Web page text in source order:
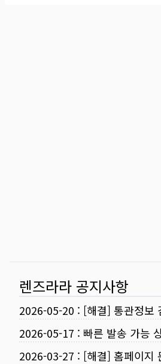
렌즈라라 공지사항
2026-05-20 : [해결] 통관정보
2026-05-17 : 빠른 발송 가능
2026-03-27 : [해결] 홈페이지